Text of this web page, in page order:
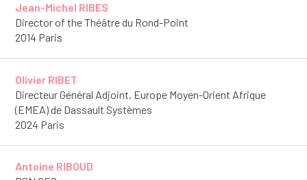
Jean-Michel RIBES
Director of the Théâtre du Rond-Point
2014 Paris
Olivier RIBET
Directeur Général Adjoint, Europe Moyen-Orient Afrique
(EMEA) de Dassault Systèmes
2024 Paris
Antoine RIBOUD